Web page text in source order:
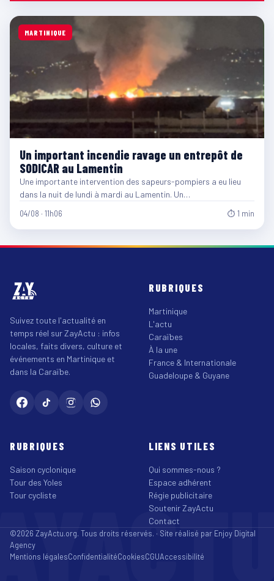
MARTINIQUE
Un important incendie ravage un entrepôt de
SODICAR au Lamentin
Une importante intervention des sapeurs-pompiers a eu lieu
dans la nuit de lundi à mardi au Lamentin. Un…
04/08 · 11h06 ⏱ 1 min
Suivez toute l'actualité en
temps réel sur ZayActu : infos
locales, faits divers, culture et
événements en Martinique et
dans la Caraïbe.
RUBRIQUES
Martinique
L'actu
Caraïbes
À la une
France & Internationale
Guadeloupe & Guyane
RUBRIQUES
Saison cyclonique
Tour des Yoles
Tour cycliste
LIENS UTILES
Qui sommes-nous ?
Espace adhérent
Régie publicitaire
Soutenir ZayActu
Contact
©2026 ZayActu.org. Tous droits réservés. · Site réalisé par Enjoy Digital
Agency
Mentions légalesConfidentialitéCookiesCGUAccessibilité